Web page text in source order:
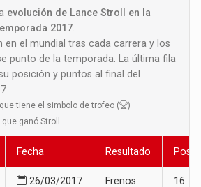
evolución de Lance Stroll en la
2017
en el mundial tras cada carrera y los
punto de la temporada. La última fila
posición y puntos al final del
tiene el simbolo de trofeo (
)
ganó Stroll.
Fecha Resultado
26/03/2017 Frenos 16